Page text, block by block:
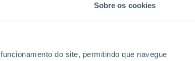
Sobre os cookies
do site, permitindo que navegue